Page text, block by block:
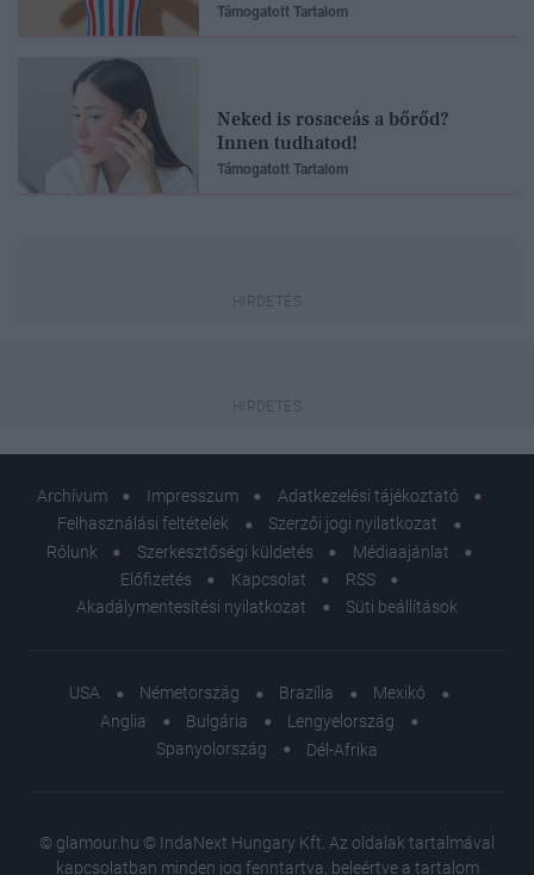
Támogatott Tartalom
Neked is rosaceás a bőrőd?
Innen tudhatod!
Támogatott Tartalom
Archívum Impresszum
Adatkezelési tájékoztató
Felhasználási feltételek
Szerzői jogi nyilatkozat
Rólunk
Szerkesztőségi küldetés
Médiaajánlat
Előfizetés
Kapcsolat
RSS
Akadálymentesítési nyilatkozat
Süti beállítások
USA Németország Brazília
Mexikó
Anglia
Bulgária
Lengyelország
Spanyolország
Dél-Afrika
© glamour.hu © IndaNext Hungary Kft. Az oldalak tartalmával
kapcsolatban minden jog fenntartva, beleértve a tartalom